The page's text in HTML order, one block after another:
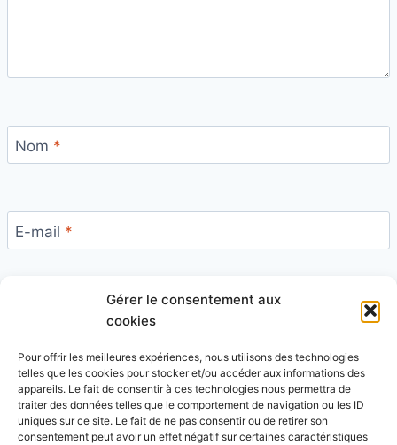
Gérer le consentement aux
cookies
Pour offrir les meilleures expériences, nous utilisons des technologies
telles que les cookies pour stocker et/ou accéder aux informations des
appareils. Le fait de consentir à ces technologies nous permettra de
traiter des données telles que le comportement de navigation ou les ID
uniques sur ce site. Le fait de ne pas consentir ou de retirer son
consentement peut avoir un effet négatif sur certaines caractéristiques
Nom *
E-mail *
Ce site utilise Akismet pour réduire les indésirables.